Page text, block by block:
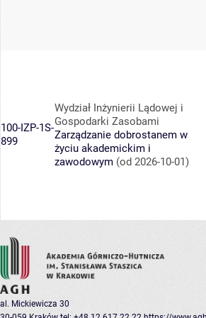
100-IZP-1S-
899
Wydział Inżynierii Lądowej i
Gospodarki Zasobami
Zarządzanie dobrostanem w
życiu akademickim i
zawodowym (od 2026-10-01)
al. Mickiewicza 30